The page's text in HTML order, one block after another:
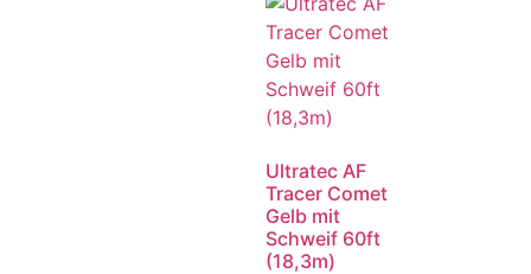
Ultratec AF
Tracer Comet
Gelb mit
Schweif 60ft
(18,3m)